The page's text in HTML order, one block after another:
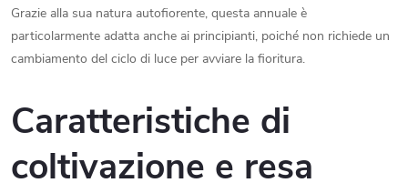
Grazie alla sua natura autofiorente, questa annuale è
particolarmente adatta anche ai principianti, poiché non richiede un
cambiamento del ciclo di luce per avviare la fioritura.
Caratteristiche di
coltivazione e resa